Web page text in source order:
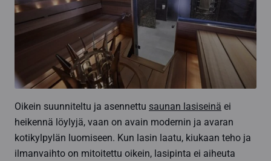
Oikein suunniteltu ja asennettu saunan lasiseinä ei
heikennä löylyjä, vaan on avain modernin ja avaran
kotikylpylän luomiseen. Kun lasin laatu, kiukaan teho ja
ilmanvaihto on mitoitettu oikein, lasipinta ei aiheuta